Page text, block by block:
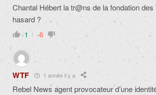
Chantal Hébert la tr@ns de la fondation des
hasard ?
1 -6
WTF 1 année il y a
Rebel News agent provocateur d’une